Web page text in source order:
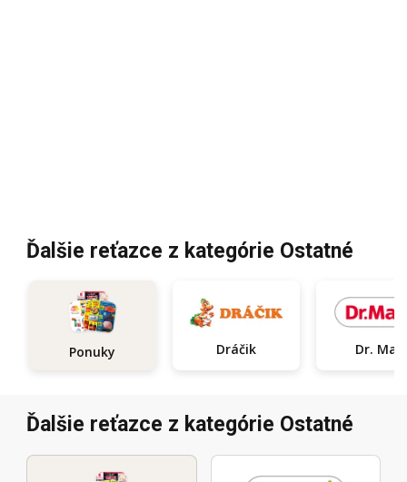
Ďalšie reťazce z kategórie Ostatné
Ponuky Dráčik Dr. Max
Ďalšie reťazce z kategórie Ostatné